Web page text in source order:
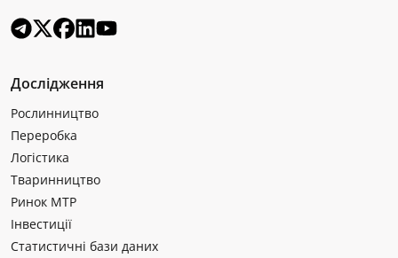
Дослідження
Рослинництво
Переробка
Логістика
Тваринництво
Ринок МТР
Інвестиції
Статистичні бази даних